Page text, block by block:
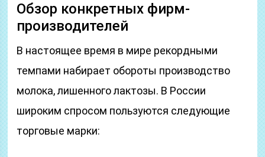
Обзор конкретных фирм-
производителей
В настоящее время в мире рекордными
темпами набирает обороты производство
молока, лишенного лактозы. В России
широким спросом пользуются следующие
торговые марки: